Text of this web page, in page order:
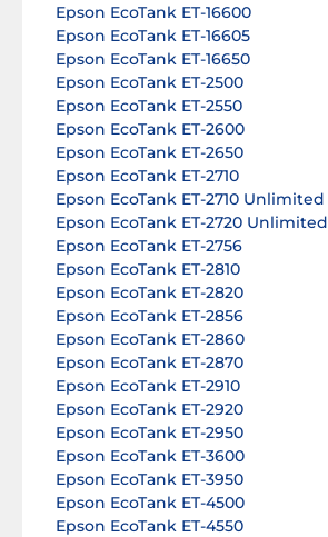
Epson EcoTank ET-16600
Epson EcoTank ET-16605
Epson EcoTank ET-16650
Epson EcoTank ET-2500
Epson EcoTank ET-2550
Epson EcoTank ET-2600
Epson EcoTank ET-2650
Epson EcoTank ET-2710
Epson EcoTank ET-2710 Unlimited
Epson EcoTank ET-2720 Unlimited
Epson EcoTank ET-2756
Epson EcoTank ET-2810
Epson EcoTank ET-2820
Epson EcoTank ET-2856
Epson EcoTank ET-2860
Epson EcoTank ET-2870
Epson EcoTank ET-2910
Epson EcoTank ET-2920
Epson EcoTank ET-2950
Epson EcoTank ET-3600
Epson EcoTank ET-3950
Epson EcoTank ET-4500
Epson EcoTank ET-4550